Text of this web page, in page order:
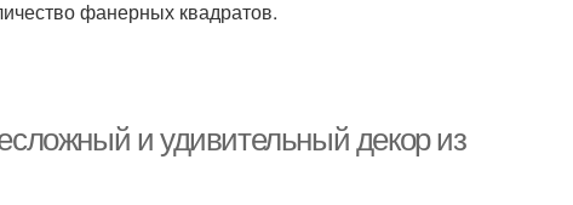
фанерных квадратов.
и удивительный декор из